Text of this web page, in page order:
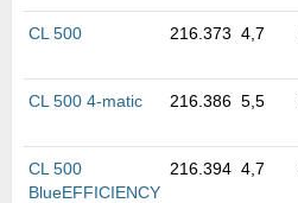
CL 500 216.373 4,7
CL 500 4-matic 216.386 5,5
CL 500
BlueEFFICIENCY
216.394 4,7